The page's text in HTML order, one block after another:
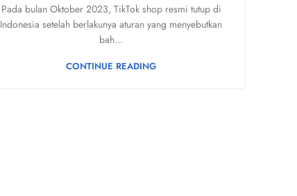
Pada bulan Oktober 2023, TikTok shop resmi tutup di
Indonesia setelah berlakunya aturan yang menyebutkan
bah...
CONTINUE READING